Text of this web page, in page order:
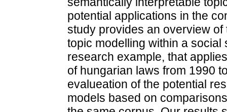
potential applications in the
study provides an overview
topic modelling within a
research example, that
of hungarian laws from 1990
evalueation of the potential
models based on